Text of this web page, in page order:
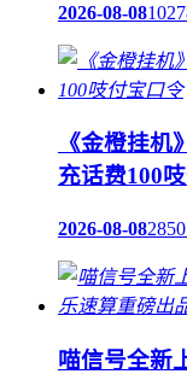
2026-08-08
《金橙挂机
充话费100
2026-08-08
喵信号全新